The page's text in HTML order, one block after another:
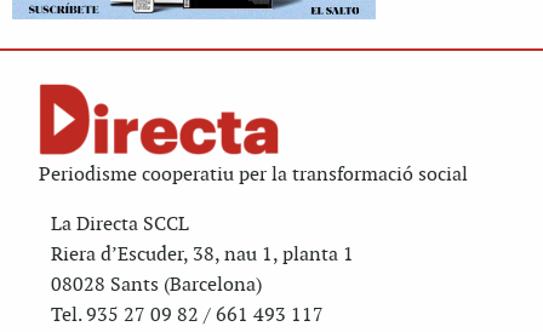
Periodisme cooperatiu per la transformació social
La Directa SCCL
Riera d’Escuder, 38, nau 1, planta 1
08028 Sants (Barcelona)
Tel. 935 27 09 82 / 661 493 117